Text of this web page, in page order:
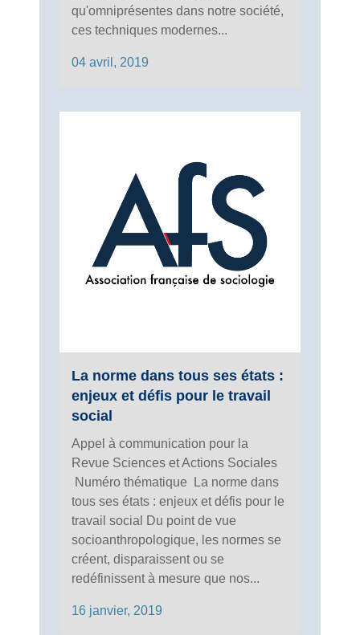
qu'omniprésentes dans notre société,
ces techniques modernes...
04 avril, 2019
La norme dans tous ses états :
enjeux et défis pour le travail
social
Appel à communication pour la
Revue Sciences et Actions Sociales
Numéro thématique La norme dans
tous ses états : enjeux et défis pour le
travail social Du point de vue
socioanthropologique, les normes se
créent, disparaissent ou se
redéfinissent à mesure que nos...
16 janvier, 2019